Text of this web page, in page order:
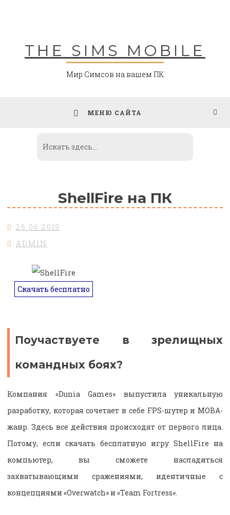
THE SIMS MOBILE
Мир Симсов на вашем ПК
МЕНЮ САЙТА
ShellFire на ПК
26.06.2019
ADMIN
Скачать бесплатно
Поучаствуете в зрелищных
командных боях?
Компания «Dunia Games» выпустила уникальную
разработку, которая сочетает в себе FPS-шутер и MOBA-
жанр. Здесь все действия происходят от первого лица.
Потому, если скачать бесплатную игру ShellFire на
компьютер, вы сможете насладиться
захватывающими сражениями, идентичные с
концепциями «Overwatch» и «Team Fortress».